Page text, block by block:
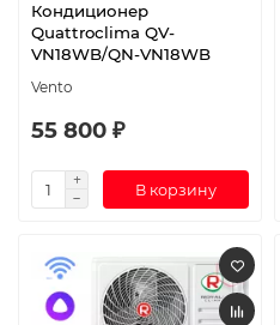
Кондиционер
Quattroclima QV-
VN18WB/QN-VN18WB
Vento
55 800 ₽
В корзину